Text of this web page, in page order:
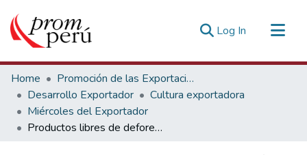
Log In (current)
Communities & Collections
All of DSpace
Statistics
Estadísticas Externas
Home
Promoción de las Exportaciones
Desarrollo Exportador
Cultura exportadora
Miércoles del Exportador
Productos libres de deforestación requisitos de exportación a la Unión Europea - 13 marzo 2024